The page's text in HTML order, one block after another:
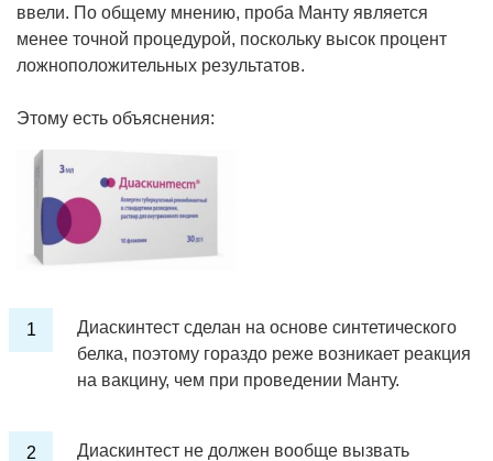
ввели. По общему мнению, проба Манту является
менее точной процедурой, поскольку высок процент
ложноположительных результатов.
Этому есть объяснения:
Диаскинтест сделан на основе синтетического
белка, поэтому гораздо реже возникает реакция
на вакцину, чем при проведении Манту.
Диаскинтест не должен вообще вызвать